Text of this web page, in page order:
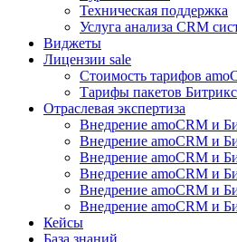
Техническая поддержка
Услуга анализа CRM
Виджеты
Лицензии sale
Стоимость тарифов
Тарифы пакетов
Отраслевая экспертиза
Внедрение amoCRM и
Внедрение amoCRM и
Внедрение amoCRM и
Внедрение amoCRM и
Внедрение amoCRM и
Внедрение amoCRM и
Кейсы
База знаний